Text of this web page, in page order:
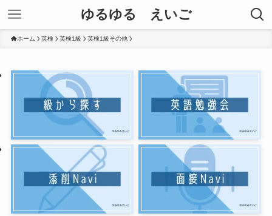
ゆるゆる えいご
ホーム 英検 英検1級 英検1級その他